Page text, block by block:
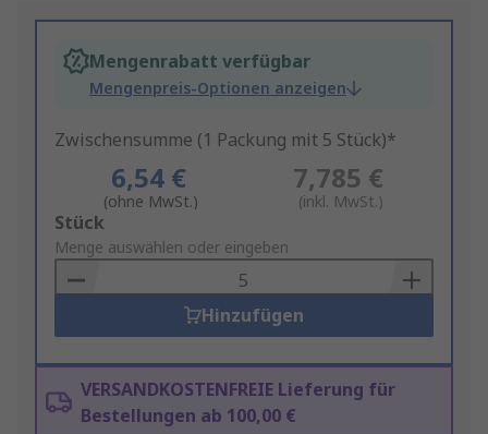
Mengenrabatt verfügbar
Mengenpreis-Optionen anzeigen
Zwischensumme (1 Packung mit 5 Stück)*
6,54 €
(ohne MwSt.)
7,785 €
(inkl. MwSt.)
Add
to
Basket
Stück
Menge auswählen oder eingeben
Hinzufügen
VERSANDKOSTENFREIE Lieferung für
Bestellungen ab 100,00 €